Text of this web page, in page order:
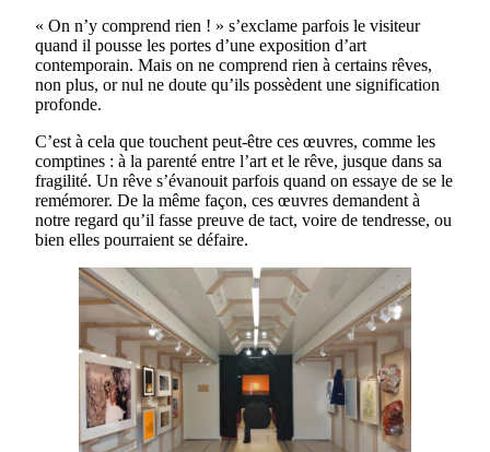
« On n’y comprend rien ! » s’exclame parfois le visiteur
quand il pousse les portes d’une exposition d’art
contemporain. Mais on ne comprend rien à certains rêves,
non plus, or nul ne doute qu’ils possèdent une signification
profonde.
C’est à cela que touchent peut-être ces œuvres, comme les
comptines : à la parenté entre l’art et le rêve, jusque dans sa
fragilité. Un rêve s’évanouit parfois quand on essaye de se le
remémorer. De la même façon, ces œuvres demandent à
notre regard qu’il fasse preuve de tact, voire de tendresse, ou
bien elles pourraient se défaire.